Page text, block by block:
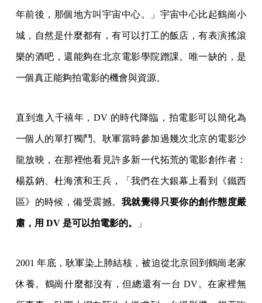
年前後，那個地方叫宇宙中心。」宇宙中心比起鶴崗小
城，自然是什麼都有，有可以打工的飯店，有表演搖滾
樂的酒吧，還能夠在北京電影學院蹭課。唯一缺的，是
一個真正能夠拍電影的機會與資源。
直到進入千禧年，DV 的時代降臨，拍電影可以簡化為
一個人的單打獨鬥。耿軍當時參加過幾次北京的電影沙
龍放映，在那裡他看見許多新一代拓荒的電影創作者：
楊荔鈉、杜海濱和王兵，「我們在大銀幕上看到《鐵西
區》的時候，備受震撼。 我就覺得只要你的創作態度嚴
肅，用 DV 是可以拍電影的。 」
2001 年底，耿軍染上肺結核，被迫從北京回到鶴崗老家
休養。鶴崗什麼都沒有，但總還有一台 DV。在家裡無